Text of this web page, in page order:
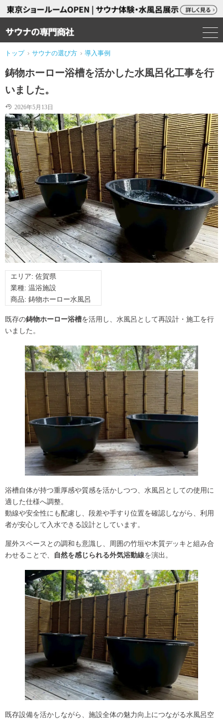
トップ › サウナの選び方 › 導入事例
鋳物ホーロー浴槽を活かした水風呂化工事を行
いました。
2026年5月13日
エリア: 佐賀県
業種: 温浴施設
商品: 鋳物ホーロー水風呂
既存の鋳物ホーロー浴槽を活用し、水風呂として再設計・施工を行
いました。
浴槽自体が持つ重厚感や質感を活かしつつ、水風呂としての使用に
適した仕様へ調整。
動線や安全性にも配慮し、段差や手すり位置を確認しながら、利用
者が安心して入水できる設計としています。
屋外スペースとの調和も意識し、周囲の竹垣や木質デッキと組み合
わせることで、
自然を感じられる外気浴動線を演出。
既存設備を活かしながら、施設全体の魅力向上につながる水風呂空